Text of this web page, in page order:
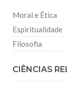
Moral e Ética
Espiritualidade
Filosofia
CIÊNCIAS